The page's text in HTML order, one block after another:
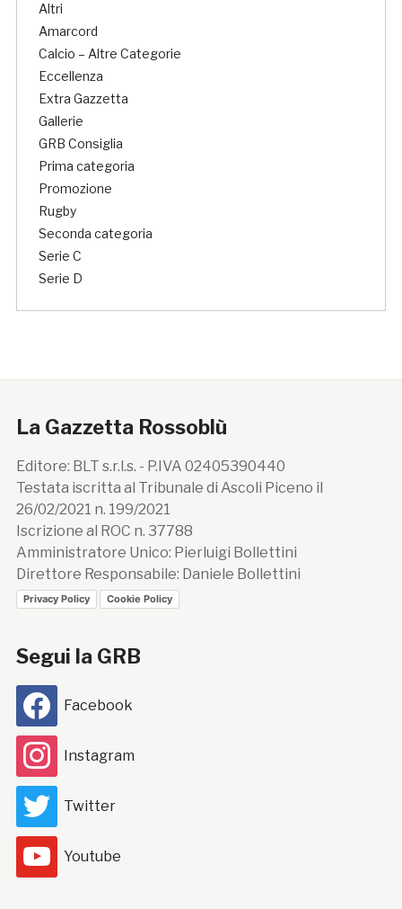
Altri
Amarcord
Calcio – Altre Categorie
Eccellenza
Extra Gazzetta
Gallerie
GRB Consiglia
Prima categoria
Promozione
Rugby
Seconda categoria
Serie C
Serie D
La Gazzetta Rossoblù
Editore: BLT s.r.l.s. - P.IVA 02405390440
Testata iscritta al Tribunale di Ascoli Piceno il
26/02/2021 n. 199/2021
Iscrizione al ROC n. 37788
Amministratore Unico: Pierluigi Bollettini
Direttore Responsabile: Daniele Bollettini
Privacy Policy Cookie Policy
Segui la GRB
Facebook
Instagram
Twitter
Youtube